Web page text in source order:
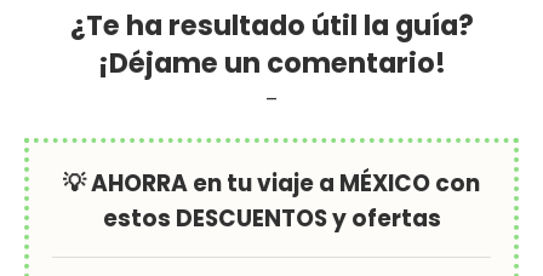
¿Te ha resultado útil la guía?
¡Déjame un comentario!
–
💡 AHORRA en tu viaje a MÉXICO con
estos DESCUENTOS y ofertas